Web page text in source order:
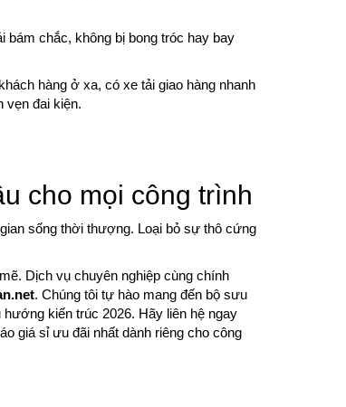
chắc, không bị bong tróc hay bay
hàng ở xa, có xe tải giao hàng nhanh
vẹn đai kiện.
cho mọi công trình
sống thời thượng. Loại bỏ sự thô cứng
Dịch vụ chuyên nghiệp cùng chính
. Chúng tôi tự hào mang đến bộ sưu
kiến trúc 2026. Hãy liên hệ ngay
giá sỉ ưu đãi nhất dành riêng cho công